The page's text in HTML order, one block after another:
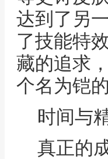
达到了另
了技能特
藏的追求
个名为铠
时间与
真正的